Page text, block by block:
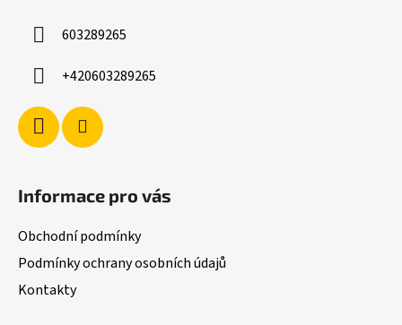
603289265
+420603289265
Informace pro vás
Obchodní podmínky
Podmínky ochrany osobních údajů
Kontakty